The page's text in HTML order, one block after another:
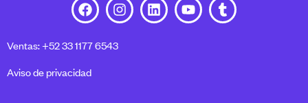
Ventas: +52 33 1177 6543
Aviso de privacidad